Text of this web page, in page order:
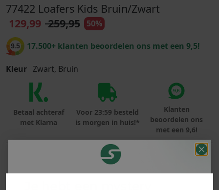
77422 Loafers Kids Bruin/Zwart
129,99 259,95 50%
9.5 17.500+ klanten beoordelen ons met een 9,5!
Kleur Zwart, Bruin
Betaal achteraf
met Klarna
Voor 23:59 besteld
is morgen in huis!*
Klanten
beoordelen ons
met een 9,6!
PRODUCTINFORMATIE